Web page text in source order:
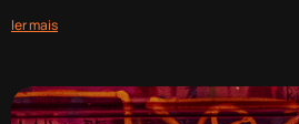
ler mais